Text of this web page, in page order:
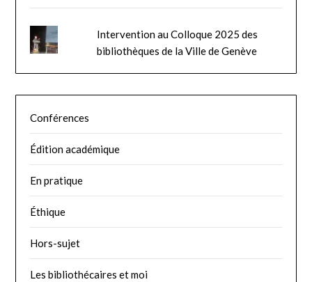
Intervention au Colloque 2025 des
bibliothèques de la Ville de Genève
Conférences
Édition académique
En pratique
Éthique
Hors-sujet
Les bibliothécaires et moi